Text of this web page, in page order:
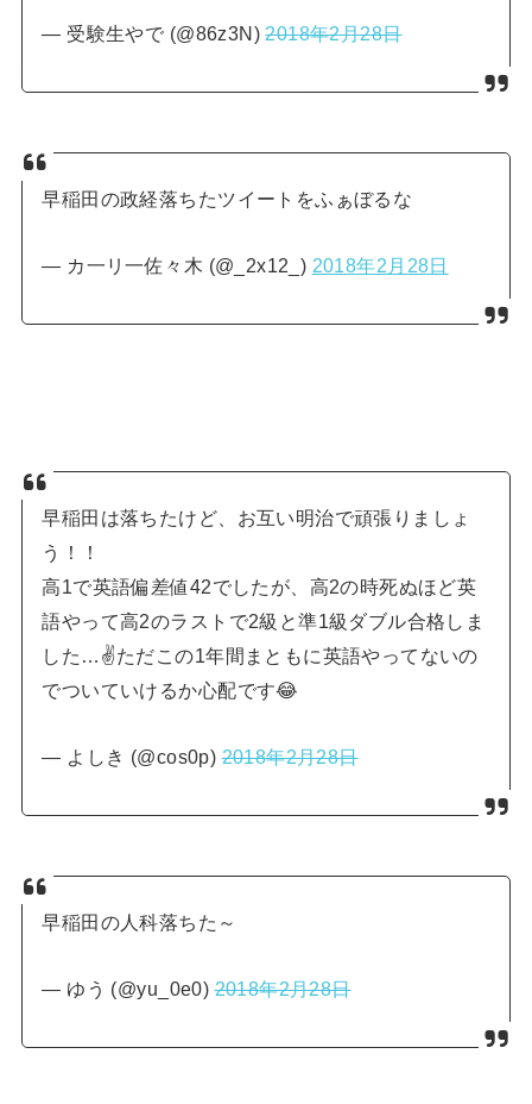
— 受験生やで (@86z3N)2018年2月28日
早稲田の政経落ちたツイートをふぁぼるな
— カ一リ一佐々木 (@_2x12_) 2018年2月28日
早稲田は落ちたけど、お互い明治で頑張りましょ
う！！
高1で英語偏差値42でしたが、高2の時死ぬほど英
語やって高2のラストで2級と準1級ダブル合格しま
した…✌ただこの1年間まともに英語やってないの
でついていけるか心配です😂
— よしき (@cos0p)2018年2月28日
早稲田の人科落ちた～
— ゆう (@yu_0e0)2018年2月28日